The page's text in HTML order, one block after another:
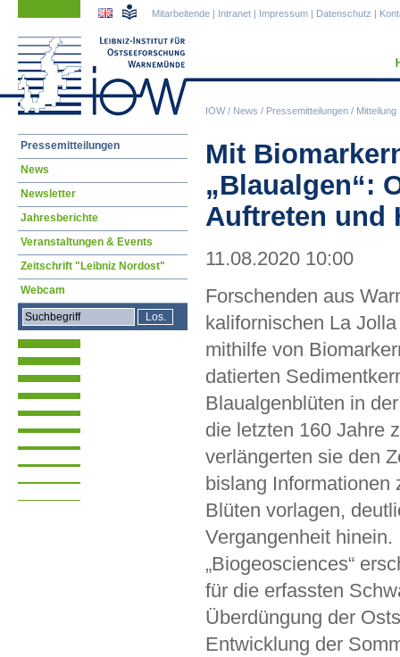
IOW/ News / Pressemitteilungen / Mitteilung
Mitarbeitende | Intranet | Impressum | Datenschutz |
Mit
„Blaualgen“:
Auftreten und
11.08.2020 10:00
Forschenden aus
kalifornischen La
mithilfe von
datierten
Blaualgenblüten in
die letzten 160 Jahre
verlängerten sie den
bislang Informationen
Blüten vorlagen,
Vergangenheit
„Biogeosciences“
für die erfassten
Überdüngung der
Entwicklung der
Navigation
Pressemitteilungen
News
Newsletter
Jahresberichte
Veranstaltungen & Events
Zeitschrift "Leibniz Nordost"
Webcam